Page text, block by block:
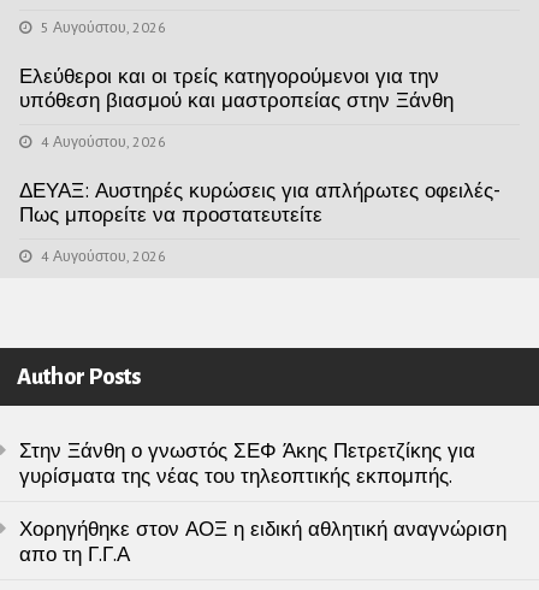
5 Αυγούστου, 2026
Ελεύθεροι και οι τρείς κατηγορούμενοι για την
υπόθεση βιασμού και μαστροπείας στην Ξάνθη
4 Αυγούστου, 2026
ΔΕΥΑΞ: Αυστηρές κυρώσεις για απλήρωτες οφειλές-
Πως μπορείτε να προστατευτείτε
4 Αυγούστου, 2026
Author Posts
Στην Ξάνθη ο γνωστός ΣΕΦ Άκης Πετρετζίκης για
γυρίσματα της νέας του τηλεοπτικής εκπομπής.
Χορηγήθηκε στον ΑΟΞ η ειδική αθλητική αναγνώριση
απο τη Γ.Γ.Α